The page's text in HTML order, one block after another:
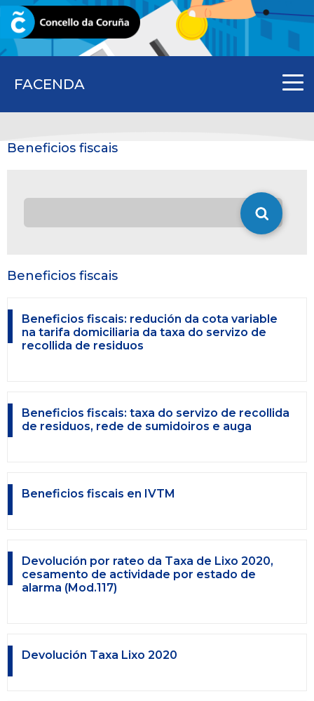
FACENDA
CORUNA.GAL
Beneficios fiscais
Beneficios fiscais
Beneficios fiscais: redución da cota variable
na tarifa domiciliaria da taxa do servizo de
recollida de residuos
Beneficios fiscais: taxa do servizo de recollida
de residuos, rede de sumidoiros e auga
Beneficios fiscais en IVTM
Devolución por rateo da Taxa de Lixo 2020,
cesamento de actividade por estado de
alarma (Mod.117)
Devolución Taxa Lixo 2020